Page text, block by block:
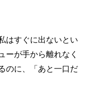
はすぐに出ないとい
ーが手から離れなく
のに、「あと一口だ